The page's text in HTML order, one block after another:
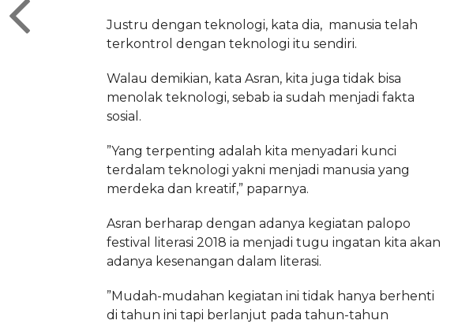
Justru dengan teknologi, kata dia, manusia telah
terkontrol dengan teknologi itu sendiri.
Walau demikian, kata Asran, kita juga tidak bisa
menolak teknologi, sebab ia sudah menjadi fakta
sosial.
”Yang terpenting adalah kita menyadari kunci
terdalam teknologi yakni menjadi manusia yang
merdeka dan kreatif,” paparnya.
Asran berharap dengan adanya kegiatan palopo
festival literasi 2018 ia menjadi tugu ingatan kita akan
adanya kesenangan dalam literasi.
”Mudah-mudahan kegiatan ini tidak hanya berhenti
di tahun ini tapi berlanjut pada tahun-tahun